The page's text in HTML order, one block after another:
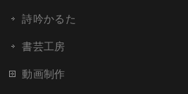
詩吟かるた
書芸工房
動画制作